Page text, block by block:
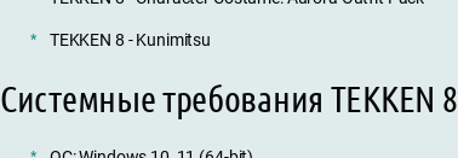
TEKKEN 8 - Kunimitsu
Системные требования TEKKEN 8